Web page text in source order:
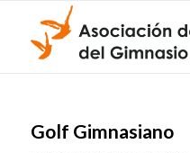
Golf Gimnasiano